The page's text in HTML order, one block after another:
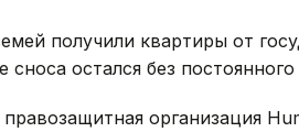
получили квартиры от
сноса остался без
организация